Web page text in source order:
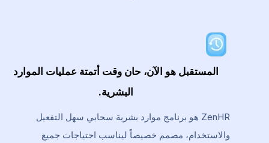
المستقبل هو الآن، حان وقت أتمتة عمليات الموارد
البشرية.
ZenHR هو برنامج موارد بشرية سحابي سهل التفعيل
والاستخدام، مصمم خصيصاً ليناسب احتياجات جميع